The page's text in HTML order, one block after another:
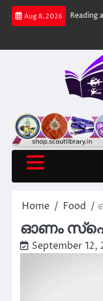
Skip
Aug 8, 2026
Reading a
Home Food
ഓണം
September 12,